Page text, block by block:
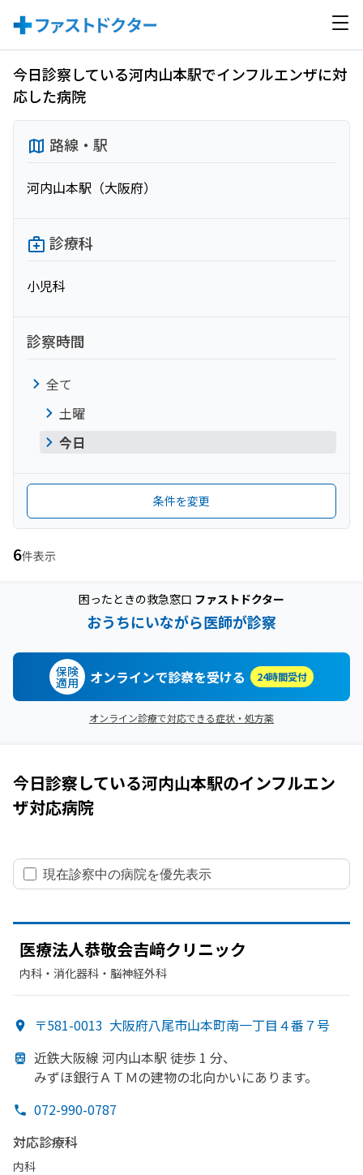
今日診察している河内山本駅でインフルエンザに対
応した病院
路線・駅
河内山本駅（大阪府）
診療科
小児科
診察時間
全て
土曜
今日
条件を変更
6件表示
困ったときの救急窓口 ファストドクター
おうちにいながら医師が診察
保険
適用 オンラインで診察を受ける 24時間受付
オンライン診療で対応できる症状・処方薬
今日診察している河内山本駅のインフルエン
ザ対応病院
現在診察中の病院を優先表示
医療法人恭敬会吉﨑クリニック
内科・​消化器科・​脳神経外科
〒581-0013 大阪府八尾市山本町南一丁目４番７号
近鉄大阪線 河内山本駅 徒歩 1 分、
みずほ銀行ＡＴＭの建物の北向かいにあります。
072-990-0787
対応診療科
内科